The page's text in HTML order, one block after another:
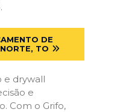
DE
TO
e drywall
e
Com o Grifo,